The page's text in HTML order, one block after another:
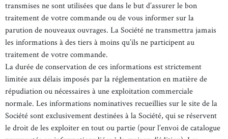
transmises ne sont utilisées que dans le but d’assurer le bon
traitement de votre commande ou de vous informer sur la
parution de nouveaux ouvrages. La Société ne transmettra jamais
les informations à des tiers à moins qu’ils ne participent au
traitement de votre commande.
La durée de conservation de ces informations est strictement
limitée aux délais imposés par la réglementation en matière de
répudiation ou nécessaires à une exploitation commerciale
normale. Les informations nominatives recueillies sur le site de la
Société sont exclusivement destinées à la Société, qui se réservent
le droit de les exploiter en tout ou partie (pour l’envoi de catalogue